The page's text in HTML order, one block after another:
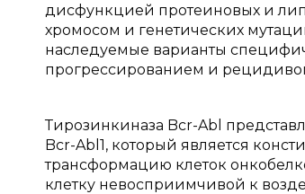
дисфункцией протеиновых и
хромосом и генетических
наследуемые варианты
прогрессированием и
Тирозинкиназа Bсr-Abl
Bcr-Abl1, который является
трансформацию клеток
клетку невосприимчивой к